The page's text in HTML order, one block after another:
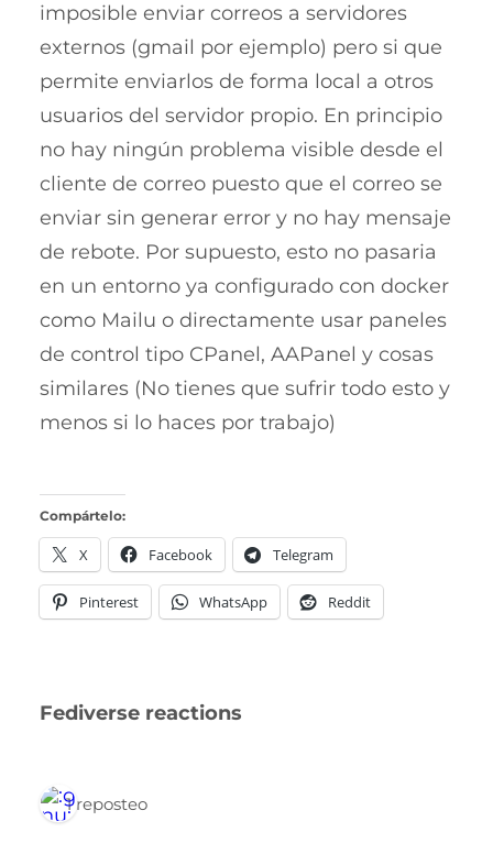
imposible enviar correos a servidores
externos (gmail por ejemplo) pero si que
permite enviarlos de forma local a otros
usuarios del servidor propio. En principio
no hay ningún problema visible desde el
cliente de correo puesto que el correo se
enviar sin generar error y no hay mensaje
de rebote. Por supuesto, esto no pasaria
en un entorno ya configurado con docker
como Mailu o directamente usar paneles
de control tipo CPanel, AAPanel y cosas
similares (No tienes que sufrir todo esto y
menos si lo haces por trabajo)
Compártelo:
X Facebook Telegram
Pinterest WhatsApp Reddit
Fediverse reactions
1 reposteo